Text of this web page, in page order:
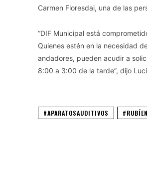
Carmen Floresdai, una de las
“DIF Municipal está
Quienes estén en la necesidad
andadores, pueden acudir a
8:00 a 3:00 de la tarde”, dijo
#APARATOSAUDITIVOS